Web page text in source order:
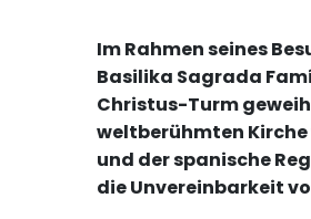
Im Rahmen seines
Basilika Sagrada
Christus-Turm
weltberühmten Kirche
und der spanische
die Unvereinbarkeit